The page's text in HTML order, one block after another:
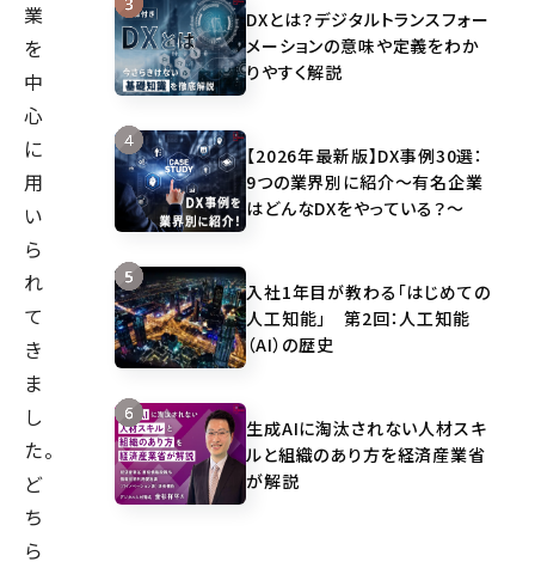
業
を
中
心
に
用
い
ら
れ
て
き
ま
し
た。
ど
ち
ら
DXとは？デジタルトランスフォー
メーションの意味や定義をわか
りやすく解説
【2026年最新版】DX事例30選：
9つの業界別に紹介～有名企業
はどんなDXをやっている？～
入社1年目が教わる「はじめての
人工知能」 第2回：人工知能
（AI）の歴史
生成AIに淘汰されない人材スキ
ルと組織のあり方を経済産業省
が解説